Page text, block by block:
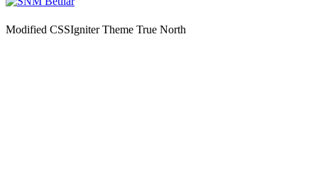
Modified CSSIgniter Theme True North